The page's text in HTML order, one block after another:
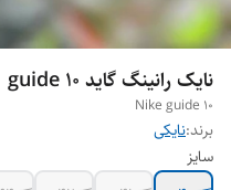
نایک رانینگ گاید guide 10
Nike guide 10
برند:نایکی
سایز